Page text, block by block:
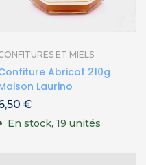
ET MIELS
Abricot 210g
Laurino
€
En stock, 19 unités